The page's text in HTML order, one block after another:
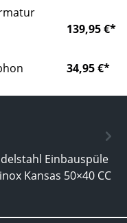
139,95 €*
34,95 €*
Einbauspüle
Kansas 50×40 CC